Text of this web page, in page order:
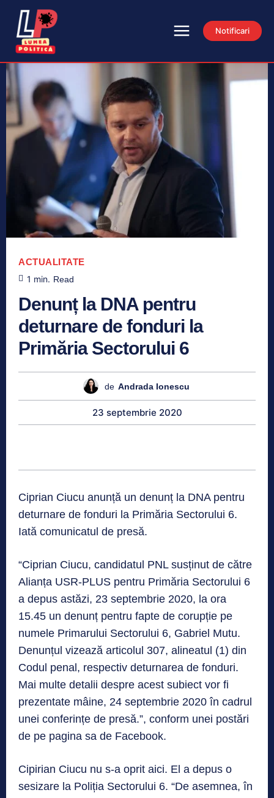
Notificari
ACTUALITATE
1 min. Read
Denunț la DNA pentru
deturnare de fonduri la
Primăria Sectorului 6
de Andrada Ionescu
23 septembrie 2020
Ciprian Ciucu anunță un denunț la DNA pentru
deturnare de fonduri la Primăria Sectorului 6.
Iată comunicatul de presă.
“Ciprian Ciucu, candidatul PNL susținut de către
Alianța USR-PLUS pentru Primăria Sectorului 6
a depus astăzi, 23 septembrie 2020, la ora
15.45 un denunț pentru fapte de corupție pe
numele Primarului Sectorului 6, Gabriel Mutu.
Denunțul vizează articolul 307, alineatul (1) din
Codul penal, respectiv deturnarea de fonduri.
Mai multe detalii despre acest subiect vor fi
prezentate mâine, 24 septembrie 2020 în cadrul
unei conferințe de presă.”, conform unei postări
de pe pagina sa de Facebook.
Cipirian Ciucu nu s-a oprit aici. El a depus o
sesizare la Poliția Sectorului 6. “De asemnea, în